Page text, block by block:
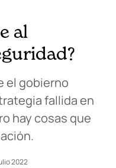
al
el gobierno
fallida en
hay cosas que
2022